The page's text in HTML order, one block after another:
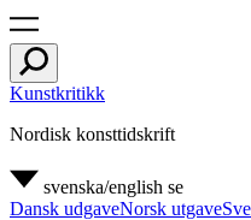
Kunstkritikk
Nordisk konsttidskrift
svenska/english se
Dansk udgaveNorsk utgave